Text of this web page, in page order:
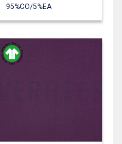
95%CO/5%EA